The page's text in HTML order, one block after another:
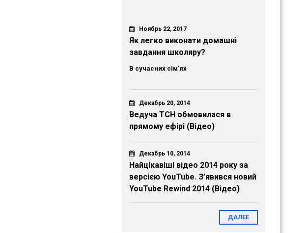
Ноябрь 22, 2017
Як легко виконати домашні
завдання школяру?
В сучасних сім'ях
Декабрь 20, 2014
Ведуча ТСН обмовилася в
прямому ефірі (Відео)
Декабрь 10, 2014
Найцікавіші відео 2014 року за
версією YouTube. З’явився новий
YouTube Rewind 2014 (Відео)
ДАЛЕЕ